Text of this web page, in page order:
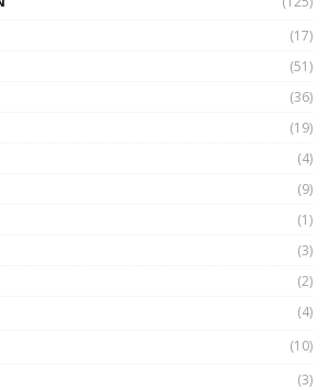
thể nào?
cập Blockchain
& Crypto qua các cuộc chiến | Phổ cập
(17)
(51)
(36)
(19)
(4)
(9)
(1)
(3)
(2)
(4)
(10)
(3)